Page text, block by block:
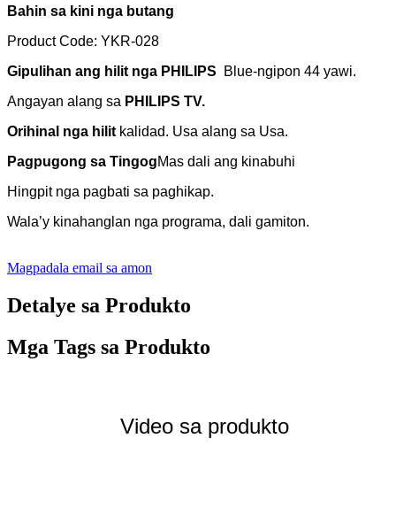
Bahin sa kini nga butang
Product Code: YKR-028
Gipulihan ang hilit nga PHILIPS
Blue-ngipon 44 yawi.
Angayan alang sa PHILIPS TV.
Orihinal nga hilit kalidad. Usa alang sa Usa.
Pagpugong sa TingogMas dali ang kinabuhi
Hingpit nga pagbati sa paghikap.
Wala’y kinahanglan nga programa, dali gamiton.
Magpadala email sa amon
Detalye sa Produkto
Mga Tags sa Produkto
Video sa produkto